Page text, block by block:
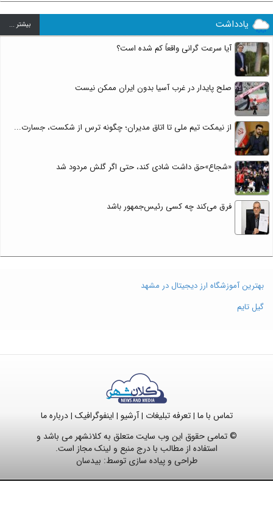
یادداشت بيشتر ...
آیا سرعت گرانی واقعاً کم شده است؟
صلح پایدار در غرب آسیا بدون ایران ممکن نیست
از نیمکت تیم ملی تا اتاق مدیران؛ چگونه ترس از شکست، جسارت...
«شجاع»حق داشت شادی کند، حتی اگر گلش مردود شد
فرق می‌کند چه کسی رئیس‌جمهور باشد
بهترین آموزشگاه ارز دیجیتال در مشهد
گیل تایم
تماس با ما |تعرفه تبلیغات |آرشیو | اینفوگرافیک |درباره ما
© تمامی حقوق این وب سایت متعلق به کلانشهر می باشد و
استفاده از مطالب با درج منبع و لینک مجاز است.
طراحی و پیاده سازی توسط: بیدسان